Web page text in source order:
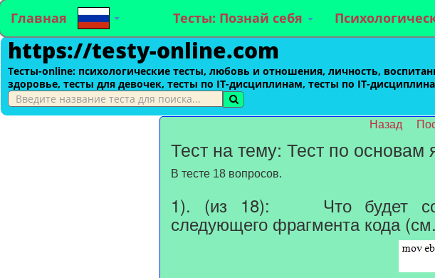
Главная Тесты: Познай себя
https://testy-online.com
Тесты-оnline: психологические тесты, любовь и отношения, личность,
здоровье, тесты для девочек, тесты по IT-дисциплинам, тесты по IT-
Назад
Тест на тему: Тест по
В тесте 18 вопросов.
1). (из 18): Что будет
следующего фрагмента кода